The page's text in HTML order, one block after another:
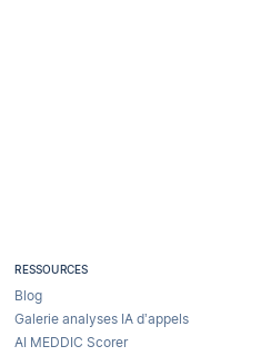
RESSOURCES
Blog
Galerie analyses IA d’appels
AI MEDDIC Scorer